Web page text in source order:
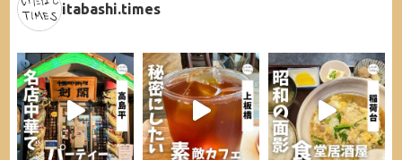
itabashi.times